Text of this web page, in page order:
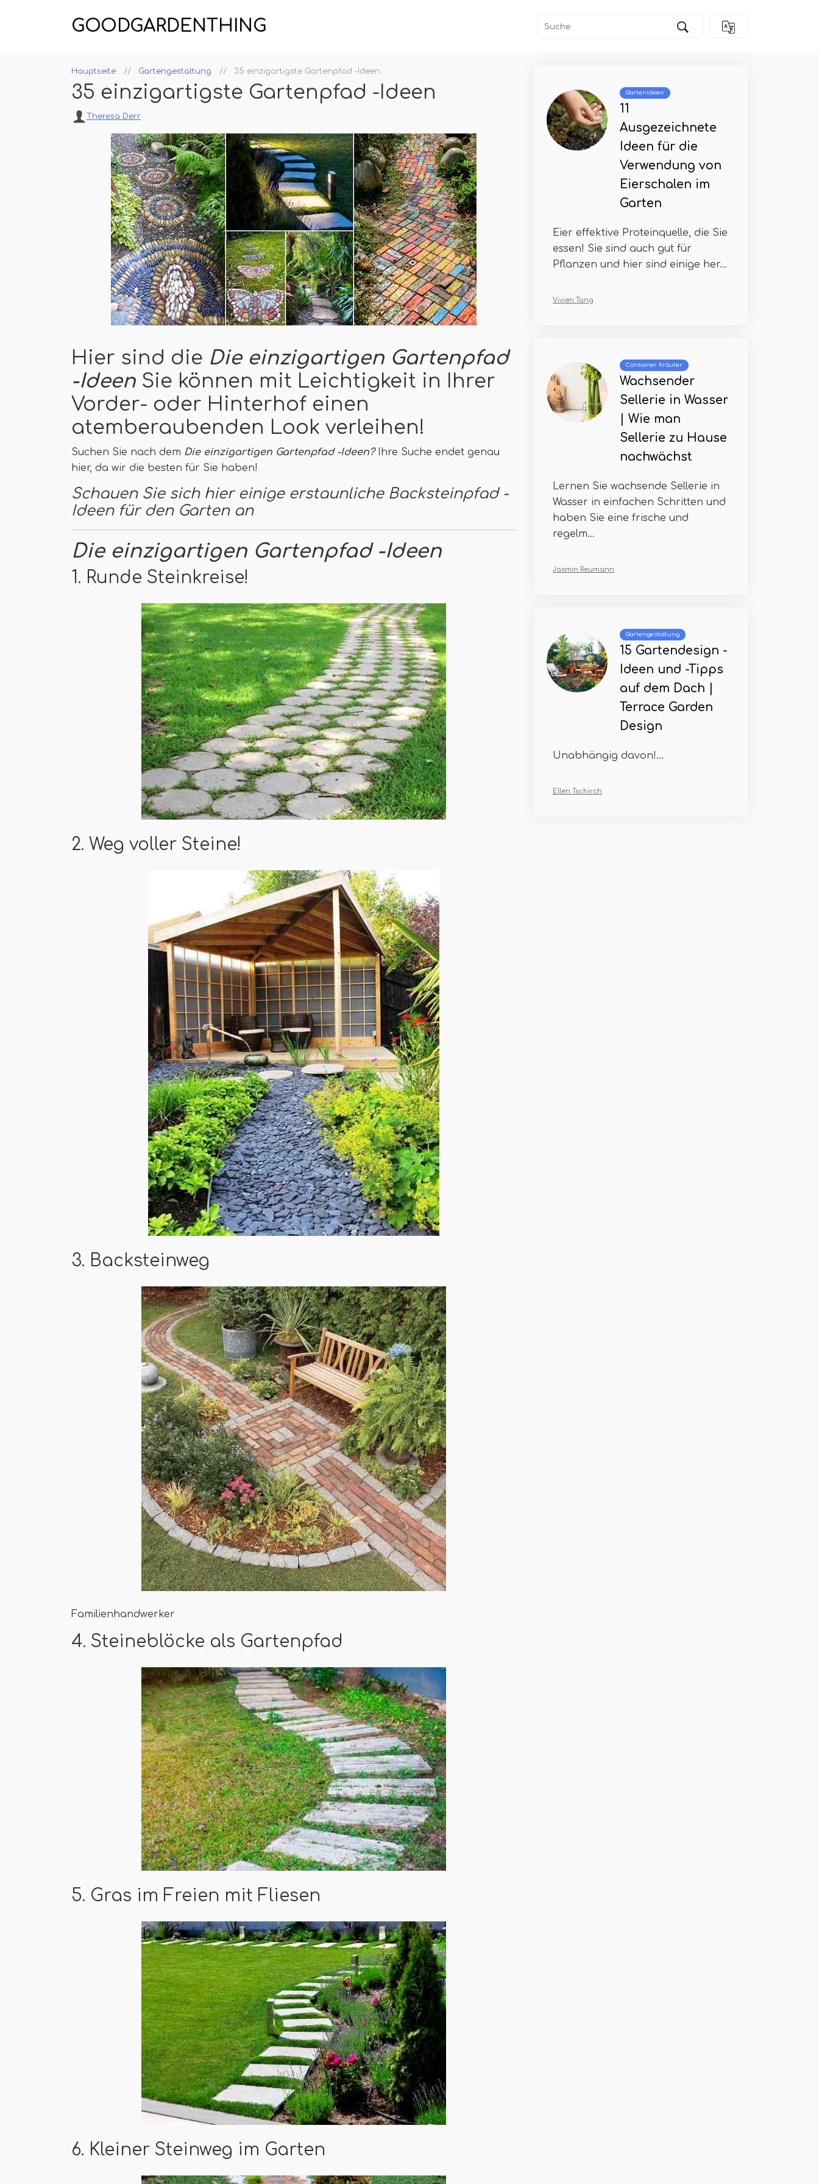
GOODGARDENTHING
Hauptseite Gartengestaltung 35 einzigartigste Gartenpfad -Ideen
35 einzigartigste Gartenpfad -Ideen
Theresa Derr
Hier sind die Die einzigartigen Gartenpfad
-Ideen Sie können mit Leichtigkeit in Ihrer
Vorder- oder Hinterhof einen
atemberaubenden Look verleihen!
Suchen Sie nach dem Die einzigartigen Gartenpfad -Ideen?Ihre Suche endet genau
hier, da wir die besten für Sie haben!
Schauen Sie sich hier einige erstaunliche Backsteinpfad -
Ideen für den Garten an
Die einzigartigen Gartenpfad -Ideen
1. Runde Steinkreise!
2. Weg voller Steine!
3. Backsteinweg
Familienhandwerker
4. Steineblöcke als Gartenpfad
5. Gras im Freien mit Fliesen
6. Kleiner Steinweg im Garten
Gartenideen
11
Ausgezeichnete
Ideen für die
Verwendung von
Eierschalen im
Garten
Eier effektive Proteinquelle, die Sie
essen! Sie sind auch gut für
Pflanzen und hier sind einige her...
Vivien Tang
Container Kräuter
Wachsender
Sellerie in Wasser
| Wie man
Sellerie zu Hause
nachwächst
Lernen Sie wachsende Sellerie in
Wasser in einfachen Schritten und
haben Sie eine frische und
regelm...
Jasmin Reumann
Gartengestaltung
15 Gartendesign -
Ideen und -Tipps
auf dem Dach |
Terrace Garden
Design
Unabhängig davon!...
Ellen Tschirch